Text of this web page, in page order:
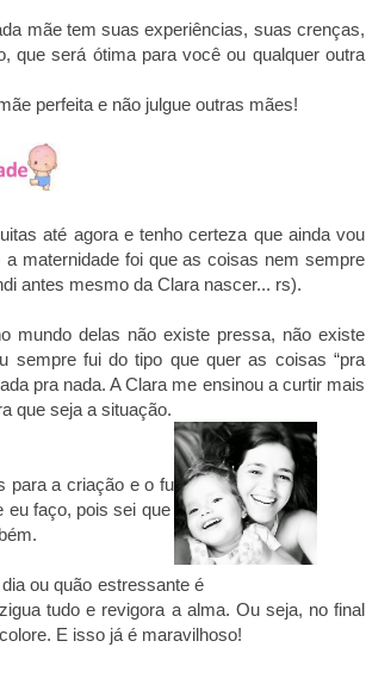
mãe tem suas experiências, suas crenças,
que será ótima para você ou qualquer outra
perfeita e não julgue outras mães!
até agora etenho certeza que ainda vou
a maternidade foi que as coisas nem sempre
antes mesmo da Clara nascer... rs).
mundo delas não existe pressa, não existe
sempre fui do tipo que quer as coisas “pra
pra nada. A Clara me ensinou a curtir mais
que seja a situação.
para a criação e o futuro
eu faço, pois sei que sou
ou quão estressante é
tudo e revigora a alma. Ou seja, no final
E isso já é maravilhoso!